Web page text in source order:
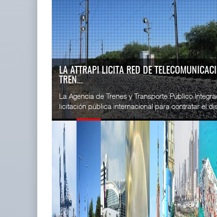
IT-ANÁLISIS: VOLARIS ABRIRÁ RUTA ENTRE
G...
⮕ IA y automatización redefinen operación
exhibe Challenger 3500 en LABACE 2026
IT-ANÁLISIS: Puerto Lázaro
Cárdenas incorpora ...
06 AGO 2026
La ATTRAPI licita red de
telecomunicaciones p ...
06 AGO 2026
READ MORE
SSA
Esperanz
06 JUL
READ MORE
CICE
...
02 JUL
READ MORE
SSA
...
29 JUN
READ MORE